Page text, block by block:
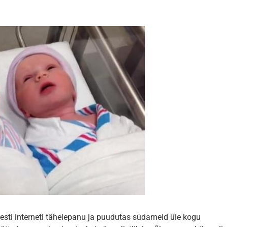
interneti tähelepanu ja puudutas südameid üle kogu